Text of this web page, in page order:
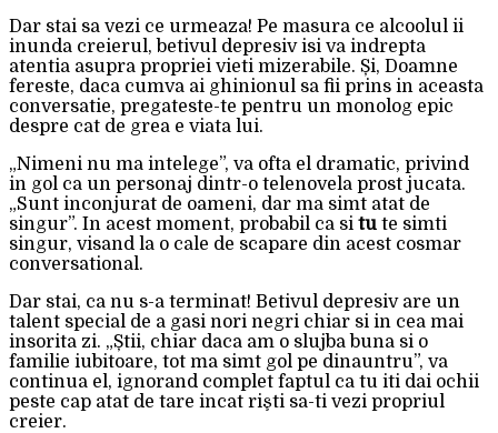
Dar stai sa vezi ce urmeaza! Pe masura ce alcoolul ii
inunda creierul, betivul depresiv isi va indrepta
atentia asupra propriei vieti mizerabile. Și, Doamne
fereste, daca cumva ai ghinionul sa fii prins in aceasta
conversatie, pregateste-te pentru un monolog epic
despre cat de grea e viata lui.
„Nimeni nu ma intelege”, va ofta el dramatic, privind
in gol ca un personaj dintr-o telenovela prost jucata.
„Sunt inconjurat de oameni, dar ma simt atat de
singur”. In acest moment, probabil ca si tu te simti
singur, visand la o cale de scapare din acest cosmar
conversational.
Dar stai, ca nu s-a terminat! Betivul depresiv are un
talent special de a gasi nori negri chiar si in cea mai
insorita zi. „Știi, chiar daca am o slujba buna si o
familie iubitoare, tot ma simt gol pe dinauntru”, va
continua el, ignorand complet faptul ca tu iti dai ochii
peste cap atat de tare incat rişti sa-ti vezi propriul
creier.